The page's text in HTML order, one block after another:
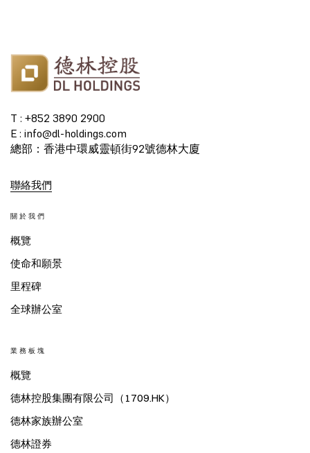
T : +852 3890 2900
E : info@dl-holdings.com
總部：香港中環威靈頓街92號德林大廈
聯絡我們
關於我們
概覽
使命和願景
里程碑
全球辦公室
業務板塊
概覽
德林控股集團有限公司（1709.HK）
德林家族辦公室
德林證券